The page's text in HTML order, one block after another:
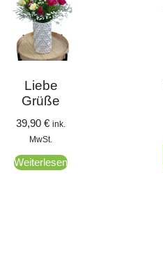
Liebe
Grüße
39,90€ ink.
MwSt.
Weiterlesen